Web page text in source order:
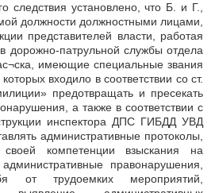
следствия установлено, что Б. и Г.,
должности должностными лицами,
представителей власти, работая
дорожно-патрульной службы отдела
имеющие специальные звания
входило в соответствии со ст.
предотвращать и пресекать
а также в соответствии с
инспектора ДПС ГИБДД УВД
административные протоколы,
компетенции взыскания на
правонарушения,
от трудоемких мероприятий,